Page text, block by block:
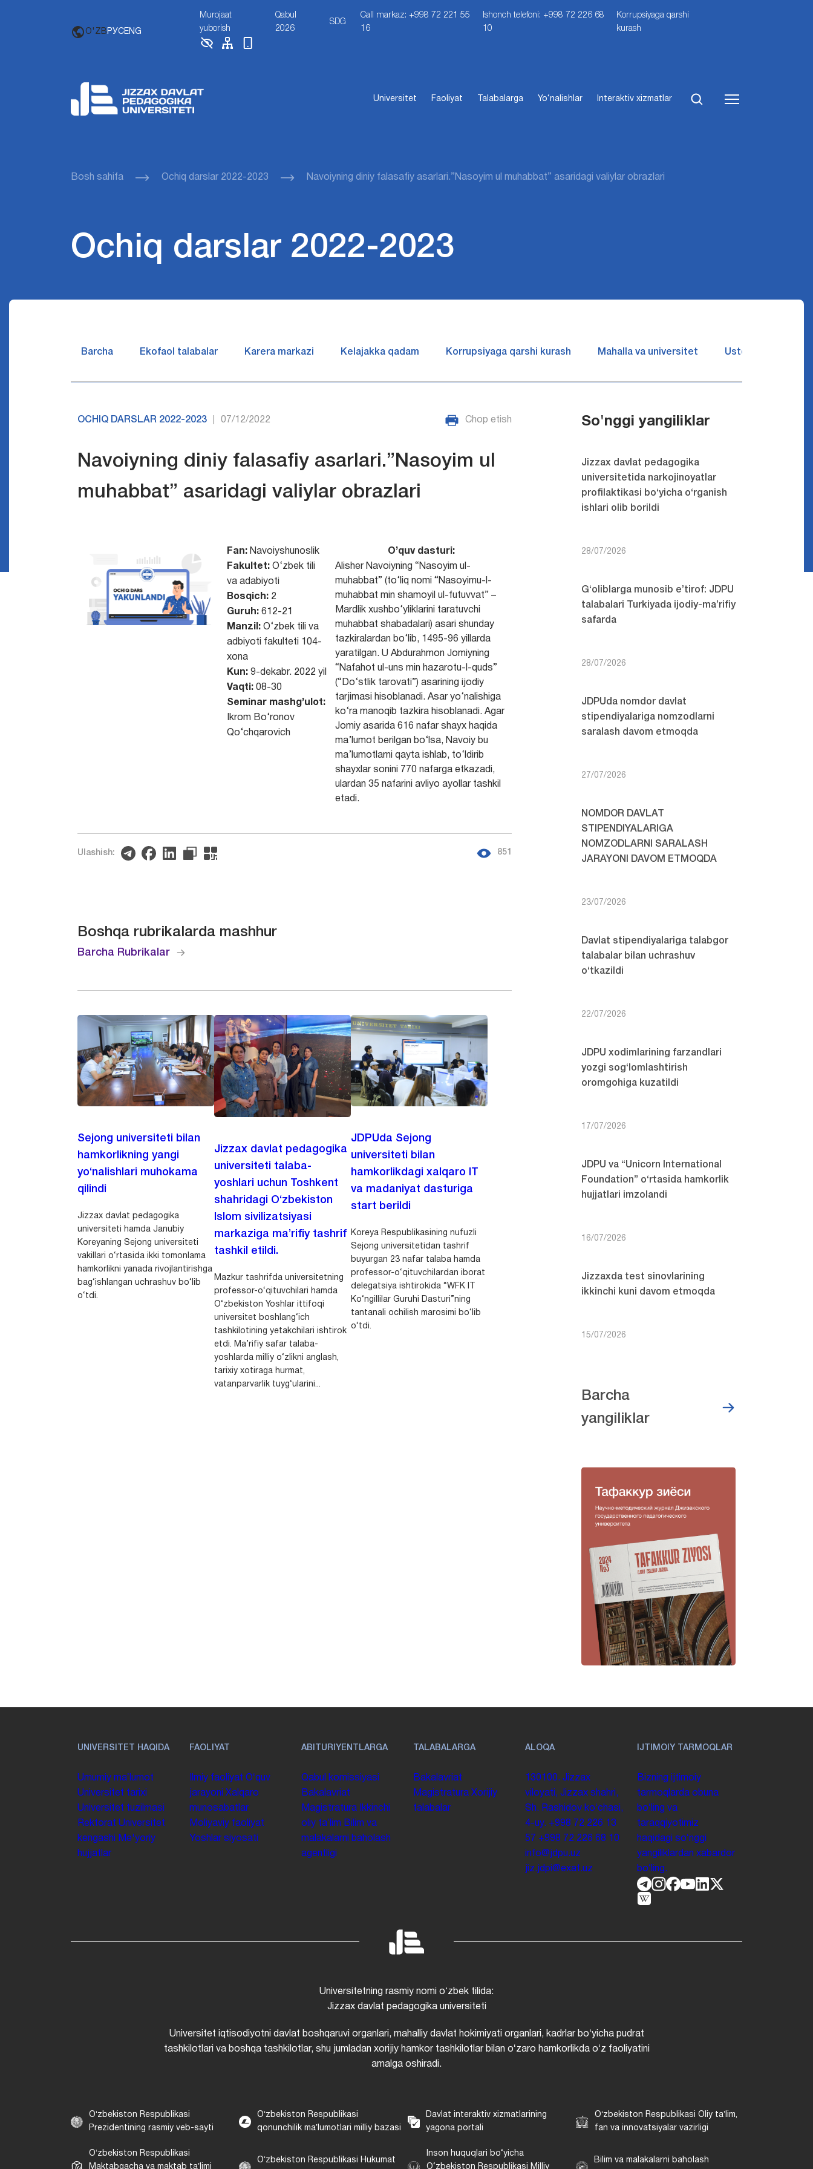
O'ZB РУСENG
Murojaat
yuborish
Qabul
2026
SDG
Call markaz: +998 72 221 55
16
Ishonch telefoni: +998 72 226 68
10
Korrupsiyaga qarshi
kurash
Universitet Faoliyat Talabalarga Yo‘nalishlar Interaktiv xizmatlar
Bosh sahifa Ochiq darslar 2022-2023 Navoiyning diniy falasafiy asarlari.”Nasoyim ul muhabbat” asaridagi valiylar obrazlari
Ochiq darslar 2022-2023
Barcha Ekofaol talabalar Karera markazi Kelajakka qadam Korrupsiyaga qarshi kurash Mahalla va universitet Ustozlar suhbatin
OCHIQ DARSLAR 2022-2023 07/12/2022 Chop etish
Navoiyning diniy falasafiy asarlari.”Nasoyim ul
muhabbat” asaridagi valiylar obrazlari
Fan: Navoiyshunoslik
Fakultet:O‘zbek tili
va adabiyoti
Bosqich:2
Guruh:612-21
Manzil:O‘zbek tili va
adbiyoti fakulteti 104-
xona
Kun: 9-dekabr. 2022 yil
Vaqti:08-30
Seminar mashg’ulot:
Ikrom Bo‘ronov
Qo‘chqarovich
O’quv dasturi:
Alisher Navoiyning “Nasoyim ul-
muhabbat” (to‘liq nomi “Nasoyimu-l-
muhabbat min shamoyil ul-futuvvat” –
Mardlik xushbo‘yliklarini taratuvchi
muhabbat shabadalari) asari shunday
tazkiralardan bo‘lib, 1495-96 yillarda
yaratilgan. U Abdurahmon Jomiyning
“Nafahot ul-uns min hazarotu-l-quds”
(“Do‘stlik tarovati”) asarining ijodiy
tarjimasi hisoblanadi. Asar yo‘nalishiga
ko‘ra manoqib tazkira hisoblanadi. Agar
Jomiy asarida 616 nafar shayx haqida
ma’lumot berilgan bo‘lsa, Navoiy bu
ma’lumotlarni qayta ishlab, to‘ldirib
shayxlar sonini 770 nafarga etkazadi,
ulardan 35 nafarini avliyo ayollar tashkil
etadi.
Ulashish: 851
Boshqa rubrikalarda mashhur
Barcha Rubrikalar
Sejong universiteti bilan
hamkorlikning yangi
yo‘nalishlari muhokama
qilindi
Jizzax davlat pedagogika
universiteti hamda Janubiy
Koreyaning Sejong universiteti
vakillari o‘rtasida ikki tomonlama
hamkorlikni yanada rivojlantirishga
bag‘ishlangan uchrashuv bo‘lib
o‘tdi.
Jizzax davlat pedagogika
universiteti talaba-
yoshlari uchun Toshkent
shahridagi O‘zbekiston
Islom sivilizatsiyasi
markaziga ma’rifiy tashrif
tashkil etildi.
Mazkur tashrifda universitetning
professor-o‘qituvchilari hamda
O‘zbekiston Yoshlar ittifoqi
universitet boshlang‘ich
tashkilotining yetakchilari ishtirok
etdi. Ma’rifiy safar talaba-
yoshlarda milliy o‘zlikni anglash,
tarixiy xotiraga hurmat,
vatanparvarlik tuyg‘ularini...
JDPUda Sejong
universiteti bilan
hamkorlikdagi xalqaro IT
va madaniyat dasturiga
start berildi
Koreya Respublikasining nufuzli
Sejong universitetidan tashrif
buyurgan 23 nafar talaba hamda
professor-o‘qituvchilardan iborat
delegatsiya ishtirokida “WFK IT
Ko‘ngillilar Guruhi Dasturi”ning
tantanali ochilish marosimi bo‘lib
o‘tdi.
So'nggi yangiliklar
Jizzax davlat pedagogika
universitetida narkojinoyatlar
profilaktikasi bo‘yicha o‘rganish
ishlari olib borildi
28/07/2026
G‘oliblarga munosib e’tirof: JDPU
talabalari Turkiyada ijodiy-ma’rifiy
safarda
28/07/2026
JDPUda nomdor davlat
stipendiyalariga nomzodlarni
saralash davom etmoqda
27/07/2026
NOMDOR DAVLAT
STIPENDIYALARIGA
NOMZODLARNI SARALASH
JARAYONI DAVOM ETMOQDA
23/07/2026
Davlat stipendiyalariga talabgor
talabalar bilan uchrashuv
o‘tkazildi
22/07/2026
JDPU xodimlarining farzandlari
yozgi sog‘lomlashtirish
oromgohiga kuzatildi
17/07/2026
JDPU va “Unicorn International
Foundation” o‘rtasida hamkorlik
hujjatlari imzolandi
16/07/2026
Jizzaxda test sinovlarining
ikkinchi kuni davom etmoqda
15/07/2026
Barcha
yangiliklar
UNIVERSITET HAQIDA
Umumiy maʼlumot
Universitet tarixi
Universitet tuzilmasi
Rektorat Universitet
kengashi
Me'yoriy
hujjatlar
FAOLIYAT
Ilmiy faoliyat Oʻquv
jarayoni Xalqaro
munosabatlar
Moliyaviy faoliyat
Yoshlar siyosati
ABITURIYENTLARGA
Qabul komissiyasi
Bakalavriat
Magistratura
Ikkinchi
oliy taʼlim Bilim va
malakalarni baholash
agentligi
TALABALARGA
Bakalavriat
Magistratura Xorijiy
talabalar
ALOQA
130100. Jizzax
viloyati, Jizzax shahri,
Sh. Rashidov koʻchasi,
4-uy. +998 72 226 13
57 +998 72 226 68 10
info@jdpu.uz
jiz.jdpi@exat.uz
IJTIMOIY TARMOQLAR
Bizning ijtimoiy
tarmoqlarda obuna
boʻling va
taraqqiyotimiz
haqidagi soʻnggi
yangiliklardan xabardor
boʻling.
Universitetning rasmiy nomi oʻzbek tilida:
Jizzax davlat pedagogika universiteti
Universitet iqtisodiyotni davlat boshqaruvi organlari, mahalliy davlat hokimiyati organlari, kadrlar boʻyicha pudrat
tashkilotlari va boshqa tashkilotlar, shu jumladan xorijiy hamkor tashkilotlar bilan oʻzaro hamkorlikda oʻz faoliyatini
amalga oshiradi.
Oʻzbekiston Respublikasi
Prezidentining rasmiy veb-sayti
Oʻzbekiston Respublikasi
qonunchilik maʼlumotlari milliy bazasi
Davlat interaktiv xizmatlarining
yagona portali
Oʻzbekiston Respublikasi Oliy taʼlim,
fan va innovatsiyalar vazirligi
Oʻzbekiston Respublikasi
Maktabgacha va maktab taʼlimi
Oʻzbekiston Respublikasi Hukumat
Inson huquqlari bo‘yicha
O‘zbekiston Respublikasi Milliy
Bilim va malakalarni baholash